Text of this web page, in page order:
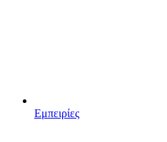
Εμπειρίες